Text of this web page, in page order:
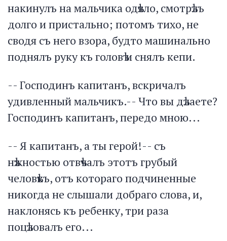
накинулъ на мальчика одѣяло, смотрѣлъ
долго и пристально; потомъ тихо, не
сводя съ него взора, будто машинально
поднялъ руку къ головѣ и снялъ кепи.
-- Господинъ капитанъ, вскричалъ
удивленный мальчикъ.-- Что вы дѣлаете?
Господинъ капитанъ, передо мною...
-- Я капитанъ, а ты герой!-- съ
нѣжностью отвѣчалъ этотъ грубый
человѣкъ, отъ котораго подчиненные
никогда не слышали добраго слова, и,
наклонясь къ ребенку, три раза
поцѣловалъ его...